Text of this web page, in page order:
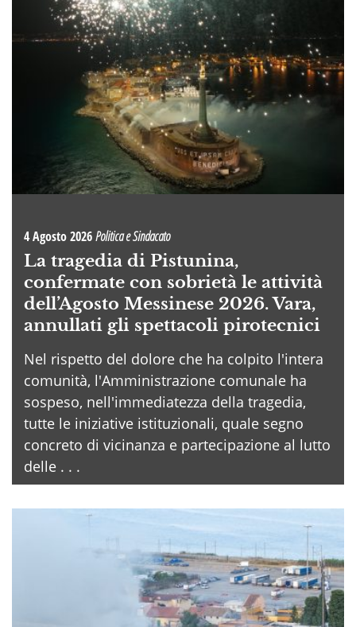
4 Agosto 2026Politica e Sindacato
La tragedia di Pistunina,
confermate con sobrietà le attività
dell’Agosto Messinese 2026. Vara,
annullati gli spettacoli pirotecnici
Nel rispetto del dolore che ha colpito l'intera
comunità, l'Amministrazione comunale ha
sospeso, nell'immediatezza della tragedia,
tutte le iniziative istituzionali, quale segno
concreto di vicinanza e partecipazione al lutto
delle . . .